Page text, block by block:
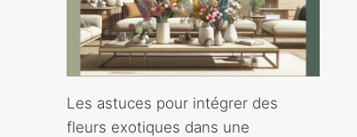
Les astuces pour intégrer des
fleurs exotiques dans une